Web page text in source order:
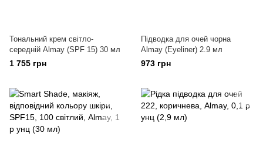
Тональний крем світло-
середній Almay (SPF 15) 30 мл
1 755 грн
Підводка для очей чорна
Almay (Eyeliner) 2.9 мл
973 грн